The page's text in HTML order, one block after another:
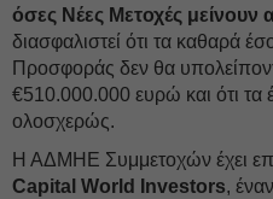
όσες Νέες Μετοχές μείνουν
διασφαλιστεί ότι τα καθαρά
Προσφοράς δεν θα
€510.000.000 ευρώ και ότι
ολοσχερώς.
Η ΑΔΜΗΕ Συμμετοχών έχει
Capital World Investors,